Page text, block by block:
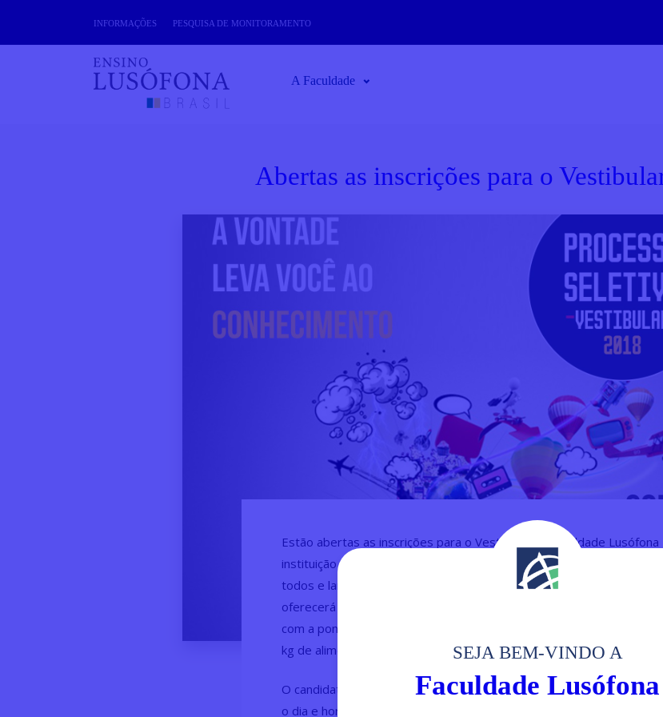
SEJA BEM-VINDO A
Faculdade Lusófona
INFORMAÇÕES PESQUISA DE MONITORAMENTO
A Faculdade
Abertas as inscrições para o
Estão abertas as inscrições para o Vestibular da Faculdade Lusófona
instituição volta a afirmar o seu compromisso com o acesso à
todos e lança novamente o Vestibular Social, que será realizado no
oferecerá bolsas de até 90% de desconto nas mensalidades de
com a pontuação do candidato na Prova. No dia do Vestibular os
kg de alimento não perecível que serão doados às instituições de
O candidato que preferir pode também fazer o Vestibular
o dia e horário que lhe for mais conveniente. As vagas são para todos